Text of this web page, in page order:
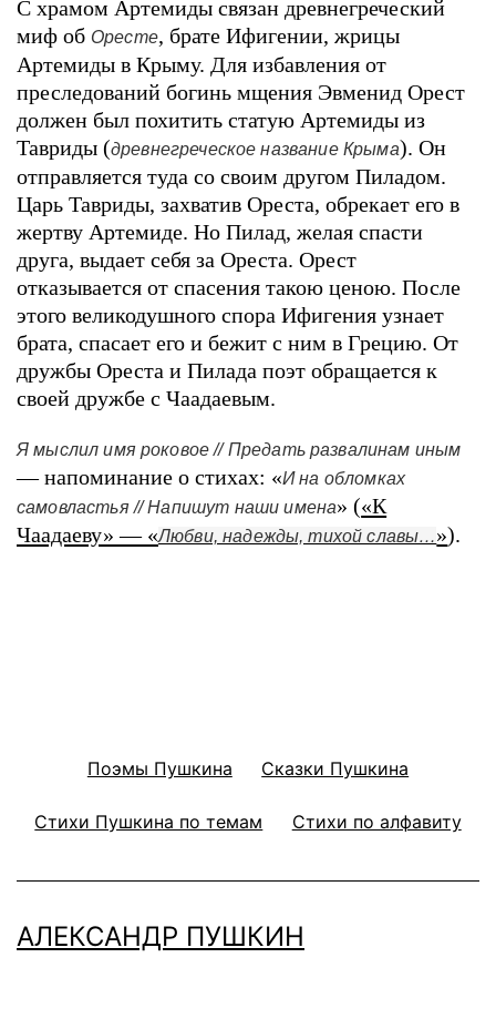
С храмом Артемиды связан древнегреческий
миф об Оресте, брате Ифигении, жрицы
Артемиды в Крыму. Для избавления от
преследований богинь мщения Эвменид Орест
должен был похитить статую Артемиды из
Тавриды (древнегреческое название Крыма). Он
отправляется туда со своим другом Пиладом.
Царь Тавриды, захватив Ореста, обрекает его в
жертву Артемиде. Но Пилад, желая спасти
друга, выдает себя за Ореста. Орест
отказывается от спасения такою ценою. После
этого великодушного спора Ифигения узнает
брата, спасает его и бежит с ним в Грецию. От
дружбы Ореста и Пилада поэт обращается к
своей дружбе с Чаадаевым.
Я мыслил имя роковое // Предать развалинам иным
— напоминание о стихах: «И на обломках
самовластья // Напишут наши имена» («К
Чаадаеву» — «Любви, надежды, тихой славы…»).
Поэмы Пушкина Сказки Пушкина
Стихи Пушкина по темам Стихи по алфавиту
АЛЕКСАНДР ПУШКИН